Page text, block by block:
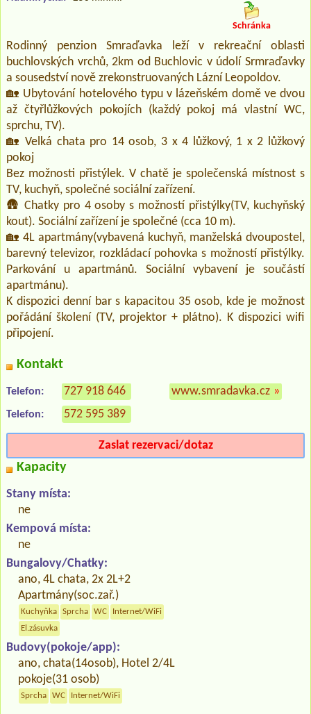
Schránka
Rodinný penzion Smraďavka leží v rekreační oblasti
buchlovských vrchů, 2km od Buchlovic v údolí Srmraďavky
a sousedství nově zrekonstruovaných Lázní Leopoldov.
🏡 Ubytování hotelového typu v lázeňském domě ve dvou
až čtyřlůžkových pokojích (každý pokoj má vlastní WC,
sprchu, TV).
🏡 Velká chata pro 14 osob, 3 x 4 lůžkový, 1 x 2 lůžkový
pokoj
Bez možnosti přistýlek. V chatě je společenská místnost s
TV, kuchyň, společné sociální zařízení.
🛖 Chatky pro 4 osoby s možností přistýlky(TV, kuchyňský
kout). Sociální zařízení je společné (cca 10 m).
🏡 4L apartmány(vybavená kuchyň, manželská dvoupostel,
barevný televizor, rozkládací pohovka s možností přistýlky.
Parkování u apartmánů. Sociální vybavení je součástí
apartmánu).
K dispozici denní bar s kapacitou 35 osob, kde je možnost
pořádání školení (TV, projektor + plátno). K dispozici wifi
připojení.
Kontakt
Telefon: 727 918 646
Telefon: 572 595 389
www.smradavka.cz »
Zaslat rezervaci/dotaz
Kapacity
Stany místa:
ne
Kempová místa:
ne
Bungalovy/Chatky:
ano, 4L chata, 2x 2L+2
Apartmány(soc.zař.)
Kuchyňka Sprcha WC
Internet/WiFi
El.zásuvka
Budovy(pokoje/app):
ano, chata(14osob), Hotel 2/4L
pokoje(31 osob)
Sprcha WC Internet/WiFi